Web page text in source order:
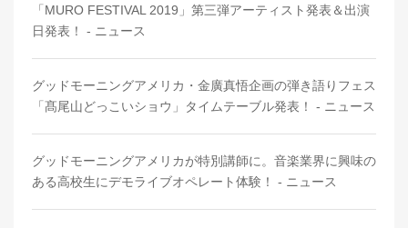
「MURO FESTIVAL 2019」第三弾アーティスト発表＆出演
日発表！ - ニュース
グッドモーニングアメリカ・金廣真悟企画の弾き語りフェス
「髙尾山どっこいショウ」タイムテーブル発表！ - ニュース
グッドモーニングアメリカが特別講師に。音楽業界に興味の
ある高校生にデモライブオペレート体験！ - ニュース